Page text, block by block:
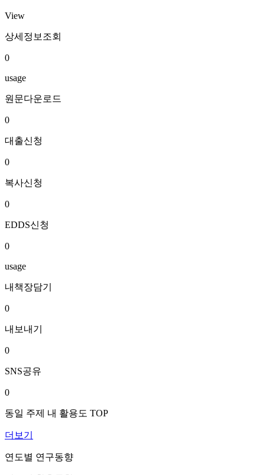
View
상세정보조회
0
usage
원문다운로드
0
대출신청
0
복사신청
0
EDDS신청
0
usage
내책장담기
0
내보내기
0
SNS공유
0
동일 주제 내 활용도 TOP
더보기
연도별 연구동향